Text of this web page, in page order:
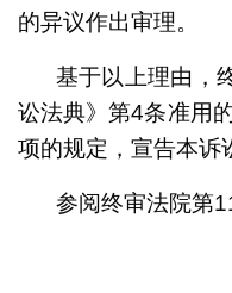
的异议作出审理。
基于以上理由，
讼法典》第4条准用
项的规定，宣告本诉
参阅终审法院第